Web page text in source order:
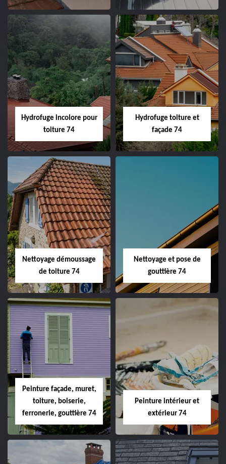
Hydrofuge incolore pour
toiture 74
Hydrofuge toiture et
façade 74
Nettoyage démoussage
de toiture 74
Nettoyage et pose de
gouttière 74
Peinture façade, muret,
toiture, boiserie,
ferronerie, gouttière 74
Peinture intérieur et
extérieur 74